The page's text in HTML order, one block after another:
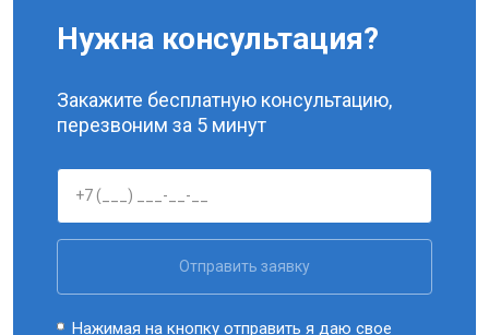
Нужна консультация?
Закажите бесплатную консультацию,
перезвоним за 5 минут
Отправить заявку
Нажимая на кнопку отправить я даю свое